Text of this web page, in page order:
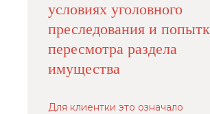
условиях уголовного
преследования и
пересмотра раздела
имущества
Для клиентки это означало